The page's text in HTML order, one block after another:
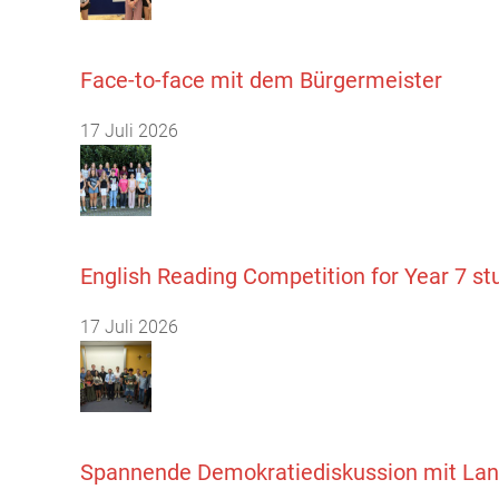
Face-to-face mit dem Bürgermeister
17 Juli 2026
English Reading Competition for Year 7
17 Juli 2026
Spannende Demokratiediskussion mit